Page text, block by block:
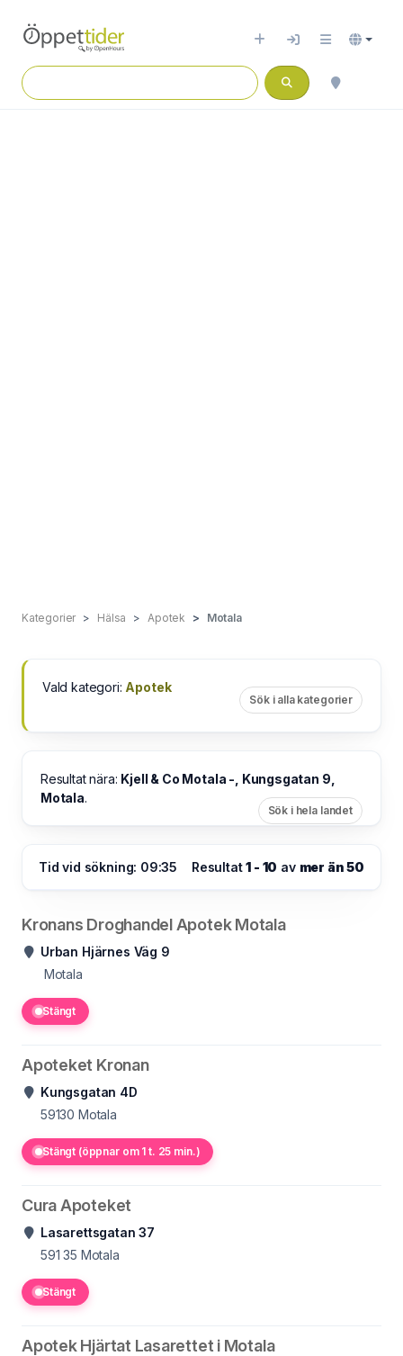
Kategorier Hälsa Apotek Motala
Vald kategori: Apotek
Sök i alla kategorier
Resultat nära: Kjell & Co Motala -, Kungsgatan 9,
Motala.
Sök i hela landet
Tid vid sökning: 09:35 Resultat1 - 10 av mer än 50
Kronans Droghandel Apotek Motala
Urban Hjärnes Väg 9
Motala
Stängt
Apoteket Kronan
Kungsgatan 4D
59130 Motala
Stängt (öppnar om 1 t. 25 min.)
Cura Apoteket
Lasarettsgatan 37
591 35 Motala
Stängt
Apotek Hjärtat Lasarettet i Motala